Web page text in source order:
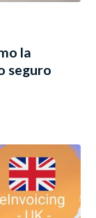
la
seguro